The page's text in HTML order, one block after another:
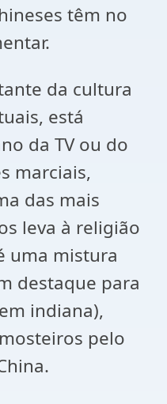
têm no
da cultura
está
da TV ou do
marciais,
das mais
leva à religião
uma mistura
destaque para
indiana),
pelo